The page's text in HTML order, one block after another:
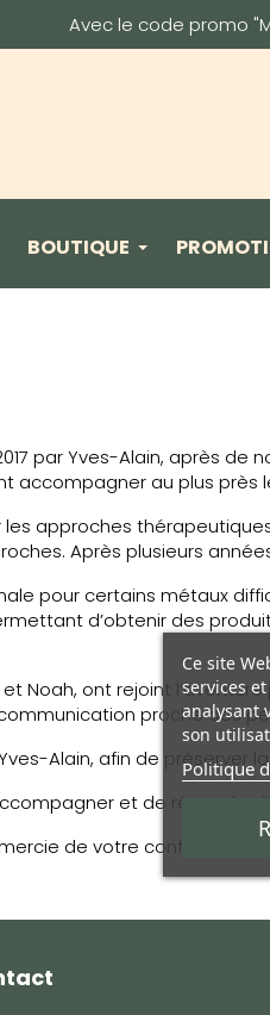
Avec le code promo
BOUTIQUE
par Yves-Alain, après
accompagner au plus
approches
Après plusieurs
pour certains métaux
d’obtenir des
et Noah, ont rejoint
proche des
Alain, afin de préserver
et de répondre à
de votre confiance.
Ce site
services
analysant
son
Politique